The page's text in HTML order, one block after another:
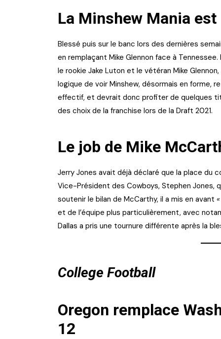
La Minshew Mania
Blessé puis sur le banc lors des dernières
en remplaçant Mike Glennon face à
le rookie Jake Luton et le vétéran Mike
logique de voir Minshew, désormais en forme,
effectif, et devrait donc profiter de quelques
des choix de la franchise lors de la Draft 2021.
Le job de Mike
Jerry Jones avait déjà déclaré que la place du
Vice-Président des Cowboys, Stephen Jones,
soutenir le bilan de McCarthy, il a mis en avant
et de l’équipe plus particulièrement, avec
Dallas a pris une tournure différente après la
College Football
Oregon remplace
12